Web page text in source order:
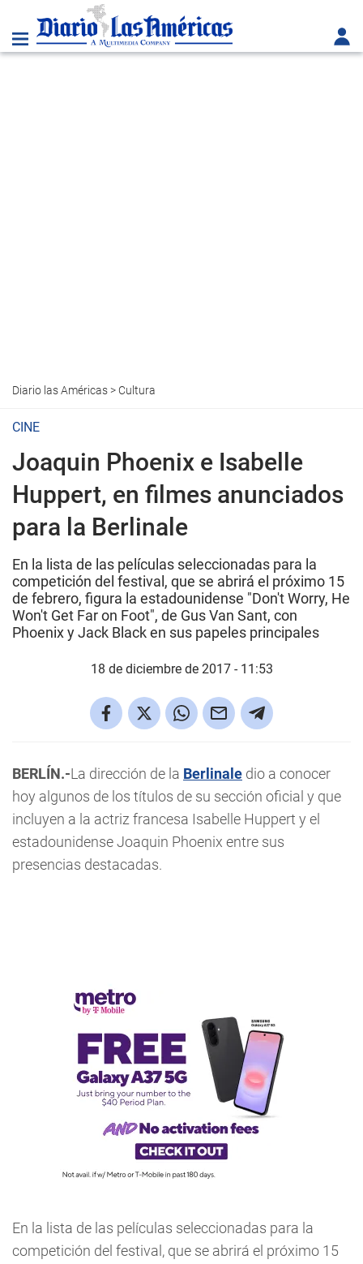
Diario las Américas> Cultura
CINE
Joaquin Phoenix e Isabelle
Huppert, en filmes anunciados
para la Berlinale
En la lista de las películas seleccionadas para la
competición del festival, que se abrirá el próximo 15
de febrero, figura la estadounidense "Don't Worry, He
Won't Get Far on Foot", de Gus Van Sant, con
Phoenix y Jack Black en sus papeles principales
18 de diciembre de 2017 - 11:53
BERLÍN.-La dirección de la Berlinale dio a conocer
hoy algunos de los títulos de su sección oficial y que
incluyen a la actriz francesa Isabelle Huppert y el
estadounidense Joaquin Phoenix entre sus
presencias destacadas.
En la lista de las películas seleccionadas para la
competición del festival, que se abrirá el próximo 15